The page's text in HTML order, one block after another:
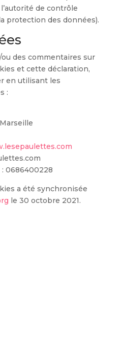
de contrôle
protection des données).
des commentaires sur
et cette déclaration,
en utilisant les
:
0686400228
a été synchronisée
le 30 octobre 2021.